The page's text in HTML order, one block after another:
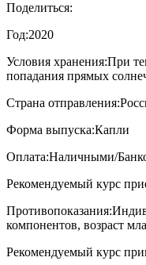
Поделиться:
Год:2020
Условия хранения:При
попадания прямых
Страна отправления:
Форма выпуска:Капли
Оплата:Наличными/
Рекомендуемый курс
Противопоказания:
компонентов, возраст
Рекомендуемый курс